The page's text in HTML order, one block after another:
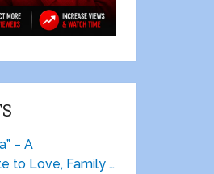
– A
to Love, Family …